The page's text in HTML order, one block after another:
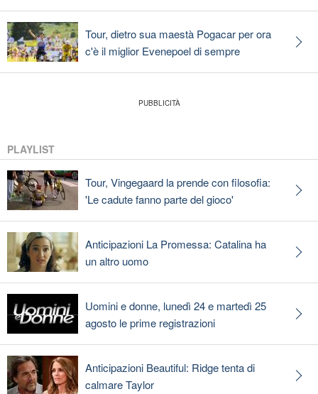
Tour, dietro sua maestà Pogacar per ora
c'è il miglior Evenepoel di sempre
PLAYLIST
Tour, Vingegaard la prende con filosofia:
'Le cadute fanno parte del gioco'
Anticipazioni La Promessa: Catalina ha
un altro uomo
Uomini e donne, lunedì 24 e martedì 25
agosto le prime registrazioni
Anticipazioni Beautiful: Ridge tenta di
calmare Taylor